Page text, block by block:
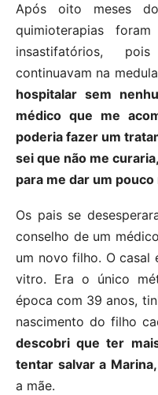
Após oito meses
quimioterapias
insastifatórios,
continuavam na
hospitalar sem
médico que me
poderia fazer um
sei que não me
para me dar um pouco
Os pais se
conselho de um
um novo filho. O
vitro. Era o único
época com 39 anos,
nascimento do filho
descobri que ter
tentar salvar a
a mãe.